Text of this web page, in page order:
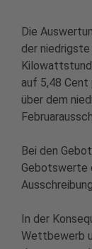
Die
der
auf 5,48
über dem
Bei den
Gebotswerte
In der
Wettbewerb